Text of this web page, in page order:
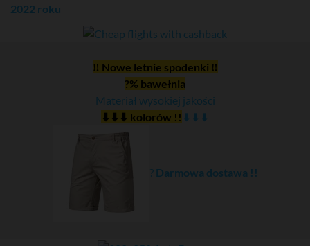
2022 roku
‼ Nowe letnie spodenki ‼
?% bawełnia
Materiał wysokiej jakości
⬇⬇⬇ kolorów !! ⬇⬇⬇
? Darmowa dostawa !!